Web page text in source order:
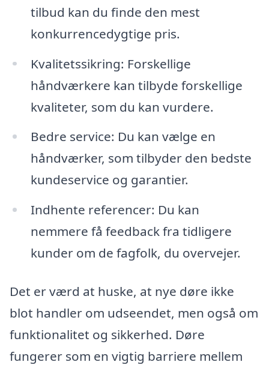
tilbud kan du finde den mest
konkurrencedygtige pris.
Kvalitetssikring: Forskellige
håndværkere kan tilbyde forskellige
kvaliteter, som du kan vurdere.
Bedre service: Du kan vælge en
håndværker, som tilbyder den bedste
kundeservice og garantier.
Indhente referencer: Du kan
nemmere få feedback fra tidligere
kunder om de fagfolk, du overvejer.
Det er værd at huske, at nye døre ikke
blot handler om udseendet, men også om
funktionalitet og sikkerhed. Døre
fungerer som en vigtig barriere mellem